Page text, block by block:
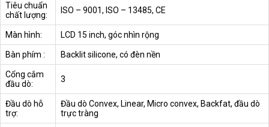
Tiêu chuẩn
chất lượng:
ISO – 9001, ISO – 13485, CE
Màn hình: LCD 15 inch, góc nhìn rộng
Bàn phím : Backlit silicone, có đèn nền
Cổng cắm
đầu dò:
3
Đầu dò hỗ
trợ:
Đầu dò Convex, Linear, Micro convex, Backfat, đầu dò
trực tràng